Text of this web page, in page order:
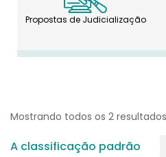
Propostas de Judicialização
Mostrando todos os 2 resultados
A classificação padrão